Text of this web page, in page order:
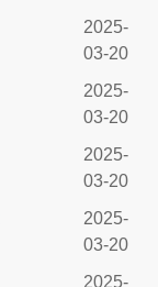
2025-
03-20
2025-
03-20
2025-
03-20
2025-
03-20
2025-